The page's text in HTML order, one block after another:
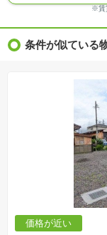
※ＣＧ合成の画像の場合、実
※物件特徴：販売戸数が複数
※価格更新：物件価格が変更さ
の一例であって、プランの採
※土地（建築条件なし）で「
負会社によるもので、当該建
とは限りません。また建築請
※建築条件付き土地とは、そ
ことを条件として売買される
協議するため、土地購入者が
交渉期間が設定され、その期
します。なお、この期間は概
負契約が成立しない場合、土
手付金など）は名目のいかん
※課税対象物件の「価格」や
※「本体価格」とは、課税対
合計額を指します。
※賃
条件が似ている
価格が近い